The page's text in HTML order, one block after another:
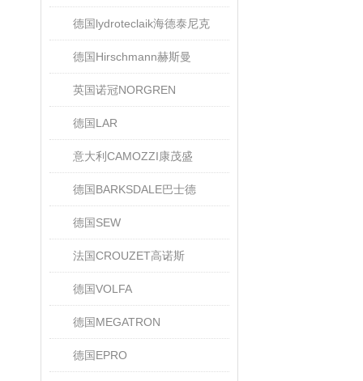
德国lydroteclaik海德泰尼克
德国Hirschmann赫斯曼
英国诺冠NORGREN
德国LAR
意大利CAMOZZI康茂盛
德国BARKSDALE巴士德
德国SEW
法国CROUZET高诺斯
德国VOLFA
德国MEGATRON
德国EPRO